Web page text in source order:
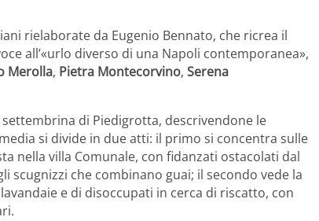
rielaborate da Eugenio Bennato, che ricrea il
all’«urlo diverso di una Napoli contemporanea»,
Merolla, Pietra Montecorvino, Serena
di Piedigrotta, descrivendone le
si divide in due atti: il primo si concentra sulle
nella villa Comunale, con fidanzati ostacolati dal
che combinano guai; il secondo vede la
e di disoccupati in cerca di riscatto, con